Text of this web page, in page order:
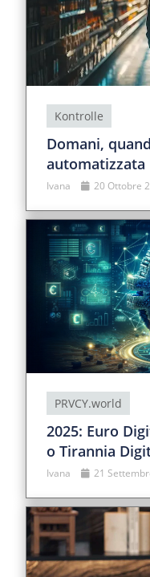
Kontrolle
Domani,
automatizzata
Ivana 20 Ottobre
PRVCY.world
2025: Euro
o Tirannia
Ivana 21